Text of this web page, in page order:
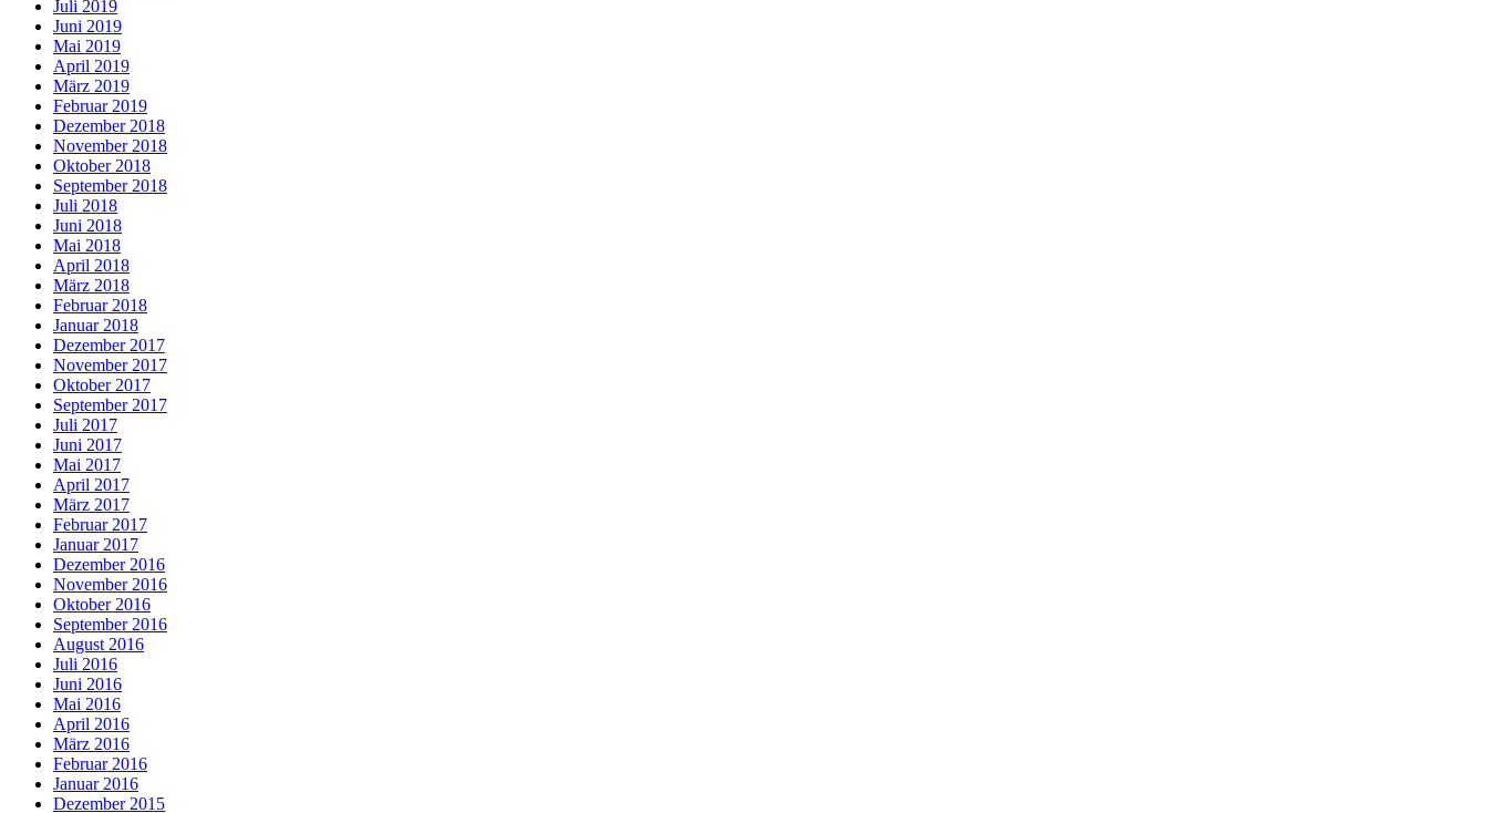
Juli 2019
Juni 2019
Mai 2019
April 2019
März 2019
Februar 2019
Dezember 2018
November 2018
Oktober 2018
September 2018
Juli 2018
Juni 2018
Mai 2018
April 2018
März 2018
Februar 2018
Januar 2018
Dezember 2017
November 2017
Oktober 2017
September 2017
Juli 2017
Juni 2017
Mai 2017
April 2017
März 2017
Februar 2017
Januar 2017
Dezember 2016
November 2016
Oktober 2016
September 2016
August 2016
Juli 2016
Juni 2016
Mai 2016
April 2016
März 2016
Februar 2016
Januar 2016
Dezember 2015